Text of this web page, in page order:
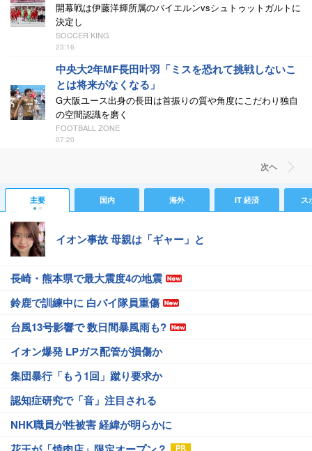
開幕戦は伊藤洋輝所属のバイエルンvsシュトゥットガルトに
決定し
SOCCER KING
23:16
中央大2年MF長田叶羽「ミスを恐れて挑戦しないこ
とは将来がなくなる」
G大阪ユース出身の長田は首振りの質や角度にこだわり独自
の空間認識を磨く
FOOTBALL ZONE
07:20
次ヘ
主要 国内 海外 IT 経済 ス
イオン事故 母親は「ギャー」と
長崎・熊本県で最大震度4の地震
鈴鹿で訓練中に 白バイ隊員重傷
台風13号影響で 数日間暴風雨も?
イオン爆発 LPガス配管が損傷か
集団暴行「もう1回」蹴り要求か
認知症研究で「音」注目される
NHK職員が性被害 経緯が明らかに